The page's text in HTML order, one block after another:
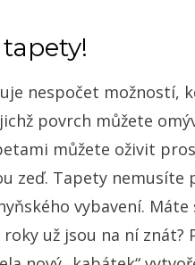
nespočet možností,
povrch můžete
můžete oživit
zeď. Tapety nemusíte
vybavení. Máte
už jsou na ní znát?